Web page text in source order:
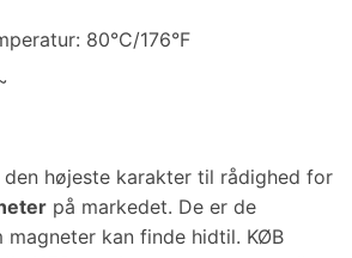
80°C/176°F
den højeste karakter til rådighed for
på markedet. De er de
kan finde hidtil. KØB